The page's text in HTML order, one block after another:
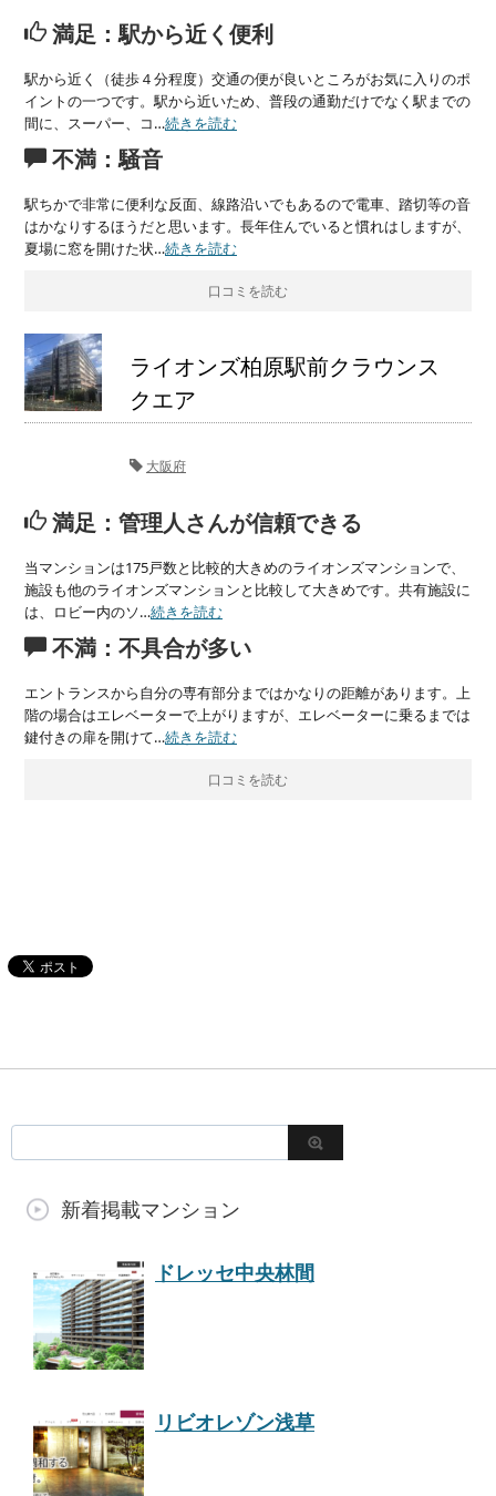
満足：駅から近く便利
駅から近く（徒歩４分程度）交通の便が良いところがお気に入りのポ
イントの一つです。駅から近いため、普段の通勤だけでなく駅までの
間に、スーパー、コ…続きを読む
不満：騒音
駅ちかで非常に便利な反面、線路沿いでもあるので電車、踏切等の音
はかなりするほうだと思います。長年住んでいると慣れはしますが、
夏場に窓を開けた状…続きを読む
口コミを読む
ライオンズ柏原駅前クラウンス
クエア
大阪府
満足：管理人さんが信頼できる
当マンションは175戸数と比較的大きめのライオンズマンションで、
施設も他のライオンズマンションと比較して大きめです。共有施設に
は、ロビー内のソ…続きを読む
不満：不具合が多い
エントランスから自分の専有部分まではかなりの距離があります。上
階の場合はエレベーターで上がりますが、エレベーターに乗るまでは
鍵付きの扉を開けて…続きを読む
口コミを読む
新着掲載マンション
ドレッセ中央林間
リビオレゾン浅草